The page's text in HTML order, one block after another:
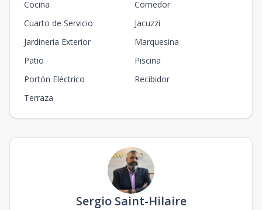
Cocina
Comedor
Cuarto de Servicio
Jacuzzi
Jardineria Exterior
Marquesina
Patio
Piscina
Portón Eléctrico
Recibidor
Terraza
Sergio Saint-Hilaire